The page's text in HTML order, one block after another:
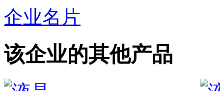
企业名片
该企业的其他产品